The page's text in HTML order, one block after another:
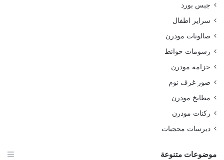
جبس بورد
سراير اطفال
صالونات مودرن
رسومات حوائط
جزامة مودرن
صور غرف نوم
مطابخ مودرن
ركنات مودرن
ديرسات محجبات
موضوعات متنوعة